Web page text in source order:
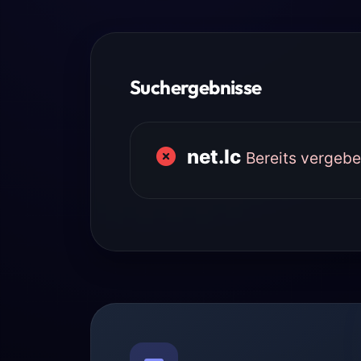
Suchergebnisse
net.lc Bereits